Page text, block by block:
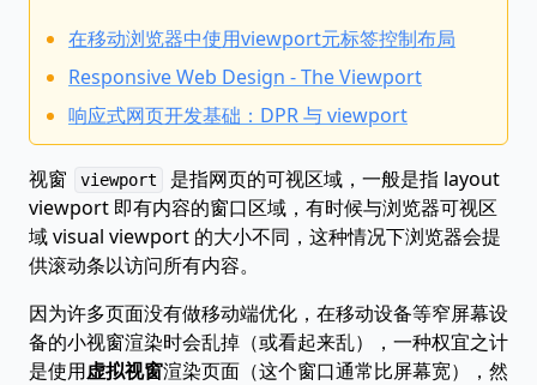
在移动浏览器中使用viewport元标签控制布局
Responsive Web Design - The Viewport
响应式网页开发基础：DPR 与 viewport
视窗 viewport
是指网页的可视区域，一般是指 layout
viewport 即有内容的窗口区域，有时候与浏览器可视区
域 visual viewport 的大小不同，这种情况下浏览器会提
供滚动条以访问所有内容。
因为许多页面没有做移动端优化，在移动设备等窄屏幕设
备的小视窗渲染时会乱掉（或看起来乱），一种权宜之计
是使用虚拟视窗渲染页面（这个窗口通常比屏幕宽），然